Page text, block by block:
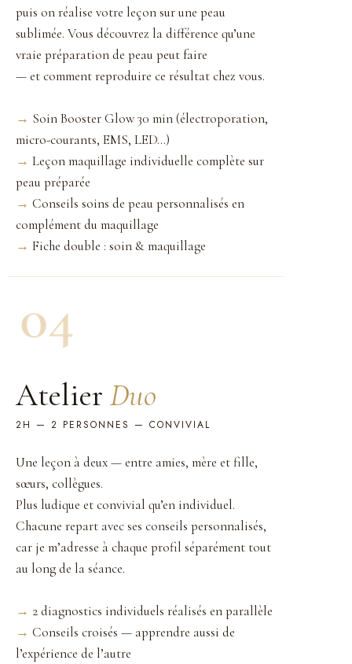
puis on réalise votre leçon sur une peau
sublimée. Vous découvrez la différence qu’une
vraie préparation de peau peut faire
— et comment reproduire ce résultat chez vous.
→ Soin Booster Glow 30 min (électroporation,
micro-courants, EMS, LED…)
→ Leçon maquillage individuelle complète sur
peau préparée
→ Conseils soins de peau personnalisés en
complément du maquillage
→ Fiche double : soin & maquillage
Atelier Duo
2H — 2 PERSONNES — CONVIVIAL
Une leçon à deux — entre amies, mère et fille,
sœurs, collègues.
Plus ludique et convivial qu’en individuel.
Chacune repart avec ses conseils personnalisés,
car je m’adresse à chaque profil séparément tout
au long de la séance.
→ 2 diagnostics individuels réalisés en parallèle
→ Conseils croisés — apprendre aussi de
l’expérience de l’autre